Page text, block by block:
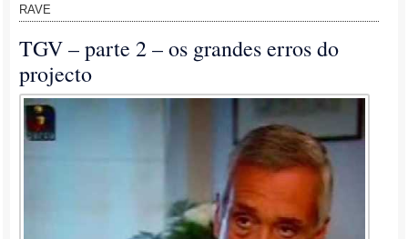
RAVE
TGV – parte 2 – os grandes erros do
projecto